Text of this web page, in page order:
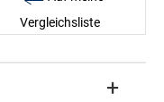
Vergleichsliste